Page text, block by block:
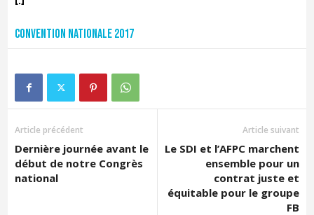
Convention nationale 2017
Article précédent
Dernière journée avant le
début de notre Congrès
national
Article suivant
Le SDI et l’AFPC marchent
ensemble pour un
contrat juste et
équitable pour le groupe
FB